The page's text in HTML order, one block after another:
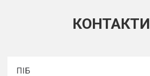
КОНТАКТИ